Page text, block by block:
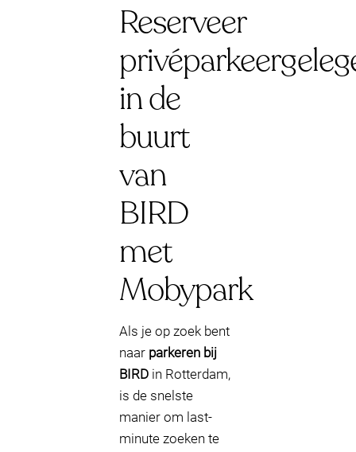
Reserveer
in de
buurt
van
BIRD
met
Mobypark
Als je op zoek bent
naar parkeren bij
BIRD in Rotterdam,
is de snelste
manier om last-
minute zoeken te